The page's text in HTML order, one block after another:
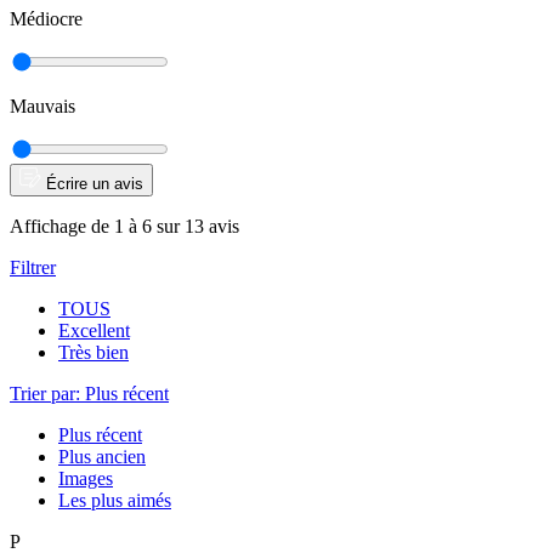
Médiocre
Mauvais
Écrire un avis
Affichage de 1 à 6 sur 13 avis
Filtrer
TOUS
Excellent
Très bien
Trier par: Plus récent
Plus récent
Plus ancien
Images
Les plus aimés
P